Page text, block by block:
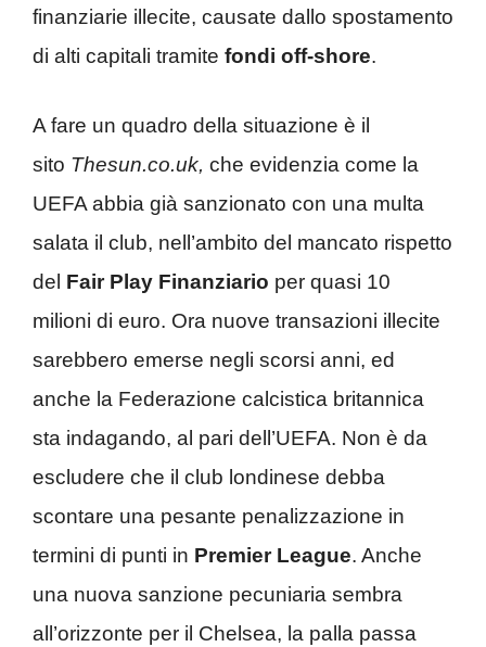
finanziarie illecite, causate dallo spostamento
di alti capitali tramite fondi off-shore.
A fare un quadro della situazione è il
sito Thesun.co.uk, che evidenzia come la
UEFA abbia già sanzionato con una multa
salata il club, nell’ambito del mancato rispetto
del Fair Play Finanziario per quasi 10
milioni di euro. Ora nuove transazioni illecite
sarebbero emerse negli scorsi anni, ed
anche la Federazione calcistica britannica
sta indagando, al pari dell’UEFA. Non è da
escludere che il club londinese debba
scontare una pesante penalizzazione in
termini di punti in Premier League. Anche
una nuova sanzione pecuniaria sembra
all’orizzonte per il Chelsea, la palla passa